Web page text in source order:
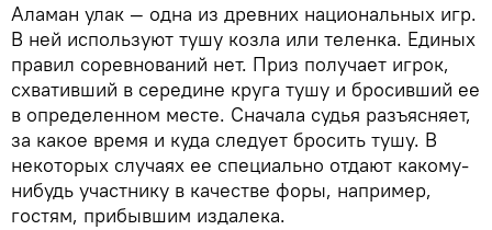
Аламан улак — одна из древних национальных игр.
В ней используют тушу козла или теленка. Единых
правил соревнований нет. Приз получает игрок,
схвативший в середине круга тушу и бросивший ее
в определенном месте. Сначала судья разъясняет,
за какое время и куда следует бросить тушу. В
некоторых случаях ее специально отдают какому-
нибудь участнику в качестве форы, например,
гостям, прибывшим издалека.